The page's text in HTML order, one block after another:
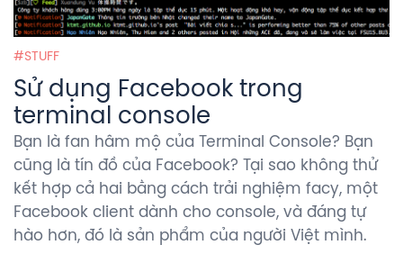
STUFF
Sử dụng Facebook trong
terminal console
Bạn là fan hâm mộ của Terminal Console? Bạn
cũng là tín đồ của Facebook? Tại sao không thử
kết hợp cả hai bằng cách trải nghiệm facy, một
Facebook client dành cho console, và đáng tự
hào hơn, đó là sản phẩm của người Việt mình.